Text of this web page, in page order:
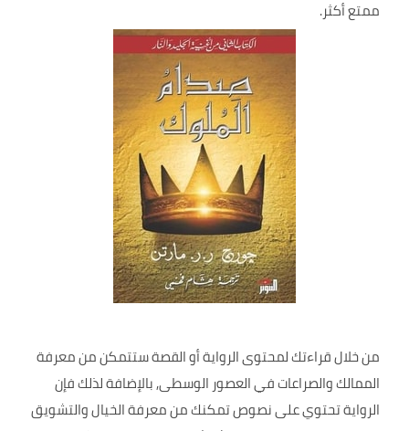
ممتع أكثر.
من خلال قراءتك لمحتوى الرواية أو القصة ستتمكن من معرفة
الممالك والصراعات في العصور الوسطى, بالإضافة لذلك فإن
الرواية تحتوي على نصوص تمكنك من معرفة الخيال والتشويق